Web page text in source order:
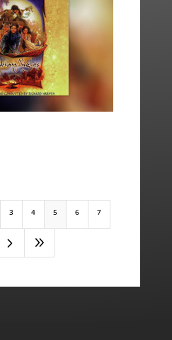
3 4 5 6 7
5 9